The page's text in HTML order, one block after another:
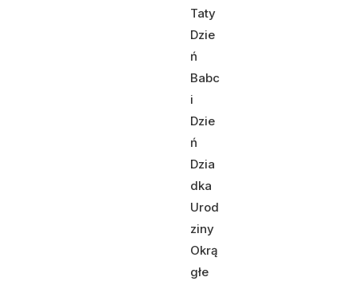
Taty
Dzie
ń
Babc
i
Dzie
ń
Dzia
dka
Urod
ziny
Okrą
głe